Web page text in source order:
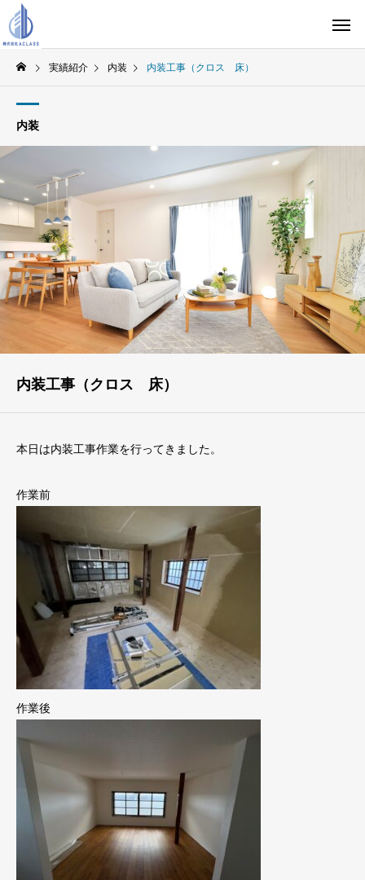
実績紹介 内装 内装工事（クロス 床）
内装
内装工事（クロス 床）
本日は内装工事作業を行ってきました。
作業前
作業後